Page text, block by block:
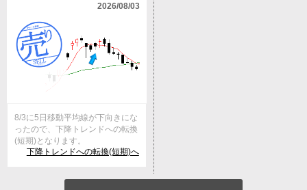
2026/08/03
8/3に5日移動平均線が下向きにな
ったので、下降トレンドへの転換
(短期)となります。
下降トレンドへの転換(短期)へ